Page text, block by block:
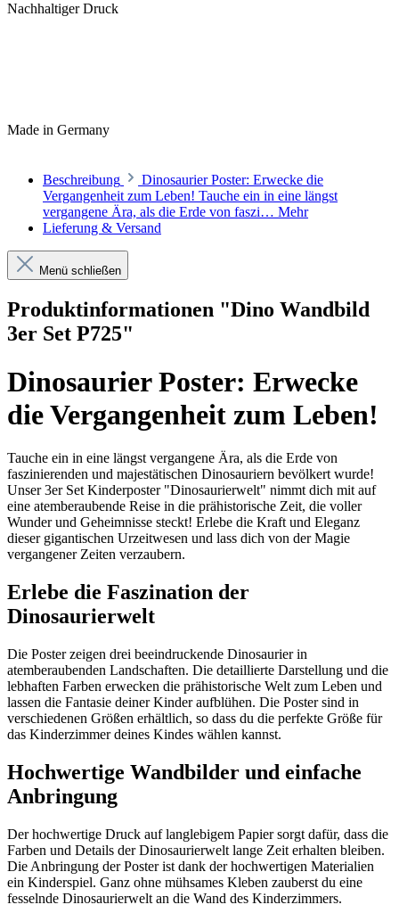
Nachhaltiger Druck
Made in Germany
Beschreibung
Dinosaurier Poster: Erwecke die
Vergangenheit zum Leben! Tauche ein in eine längst
vergangene Ära, als die Erde von faszi… Mehr
Lieferung & Versand
Menü schließen
Produktinformationen "Dino Wandbild
3er Set P725"
Dinosaurier Poster: Erwecke
die Vergangenheit zum Leben!
Tauche ein in eine längst vergangene Ära, als die Erde von
faszinierenden und majestätischen Dinosauriern bevölkert wurde!
Unser 3er Set Kinderposter "Dinosaurierwelt" nimmt dich mit auf
eine atemberaubende Reise in die prähistorische Zeit, die voller
Wunder und Geheimnisse steckt! Erlebe die Kraft und Eleganz
dieser gigantischen Urzeitwesen und lass dich von der Magie
vergangener Zeiten verzaubern.
Erlebe die Faszination der
Dinosaurierwelt
Die Poster zeigen drei beeindruckende Dinosaurier in
atemberaubenden Landschaften. Die detaillierte Darstellung und die
lebhaften Farben erwecken die prähistorische Welt zum Leben und
lassen die Fantasie deiner Kinder aufblühen. Die Poster sind in
verschiedenen Größen erhältlich, so dass du die perfekte Größe für
das Kinderzimmer deines Kindes wählen kannst.
Hochwertige Wandbilder und einfache
Anbringung
Der hochwertige Druck auf langlebigem Papier sorgt dafür, dass die
Farben und Details der Dinosaurierwelt lange Zeit erhalten bleiben.
Die Anbringung der Poster ist dank der hochwertigen Materialien
ein Kinderspiel. Ganz ohne mühsames Kleben zauberst du eine
fesselnde Dinosaurierwelt an die Wand des Kinderzimmers.